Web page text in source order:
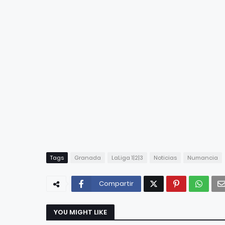
Tags Granada LaLiga 1|2|3 Noticias Numancia
Compartir
YOU MIGHT LIKE